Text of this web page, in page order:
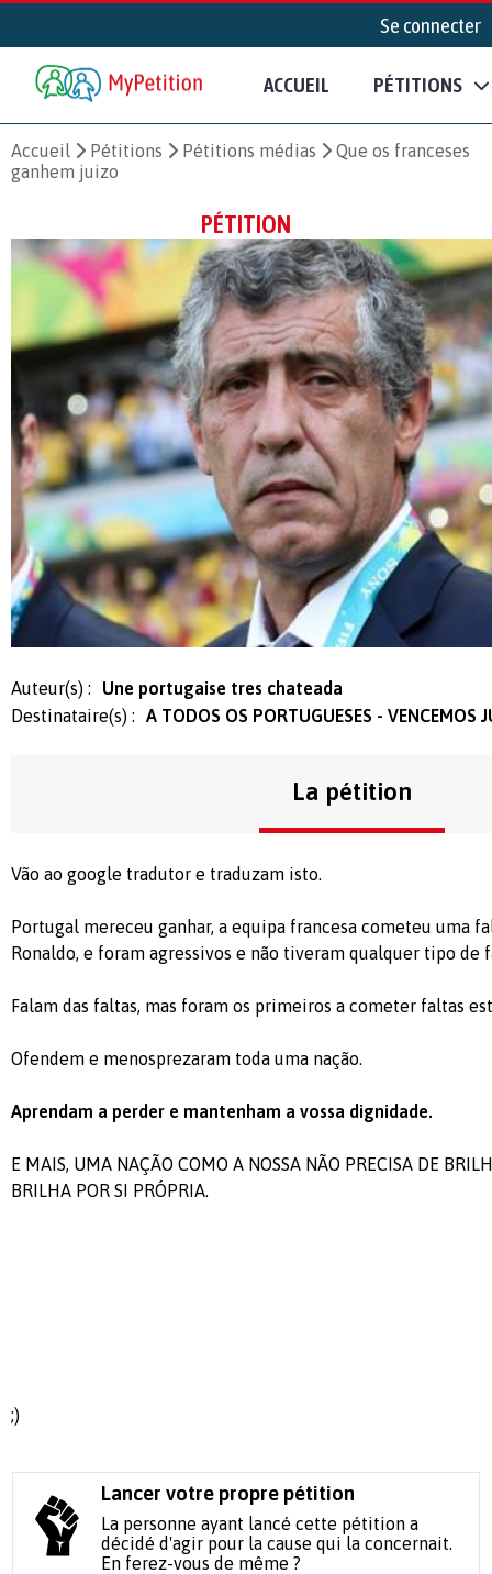
Se connecter
ACCUEIL PÉTITIONS
Accueil Pétitions Pétitions médias
Que os franceses
ganhem juizo
PÉTITION
Auteur(s) :
Une portugaise tres chateada
Destinataire(s) :
A TODOS OS PORTUGUESES - VENCEMOS
La pétition
Vão ao google tradutor e traduzam isto.
Portugal mereceu ganhar, a equipa francesa cometeu uma
Ronaldo, e foram agressivos e não tiveram qualquer tipo de
Falam das faltas, mas foram os primeiros a cometer faltas
Ofendem e menosprezaram toda uma nação.
Aprendam a perder e mantenham a vossa dignidade.
E MAIS, UMA NAÇÃO COMO A NOSSA NÃO PRECISA DE
BRILHA POR SI PRÓPRIA.
;)
Lancer votre propre pétition
La personne ayant lancé cette pétition a
décidé d'agir pour la cause qui la concernait.
En ferez-vous de même ?